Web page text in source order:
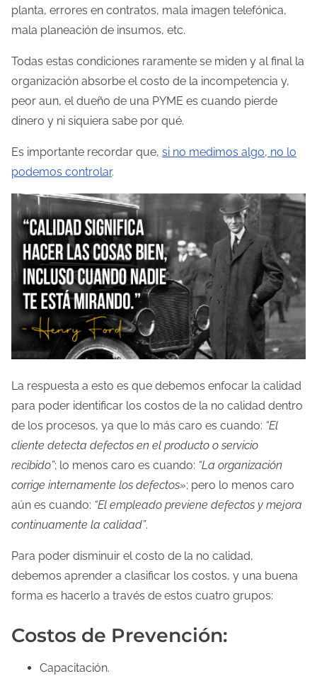
l
a
r
d
a
planta, errores en contratos, mala imagen telefónica,
mala planeación de insumos, etc.
Todas estas condiciones raramente se miden y al final la
organización absorbe el costo de la incompetencia y,
peor aun, el dueño de una PYME es cuando pierde
dinero y ni siquiera sabe por qué.
Es importante recordar que, si no medimos algo, no lo
podemos controlar.
La respuesta a esto es que debemos enfocar la calidad
para poder identificar los costos de la no calidad dentro
de los procesos, ya que lo más caro es cuando: “El
cliente detecta defectos en el producto o servicio
recibido”; lo menos caro es cuando: “La organización
corrige internamente los defectos»; pero lo menos caro
aún es cuando: “El empleado previene defectos y mejora
continuamente la calidad”.
Para poder disminuir el costo de la no calidad,
debemos aprender a clasificar los costos, y una buena
forma es hacerlo a través de estos cuatro grupos:
Costos de Prevención:
Capacitación.